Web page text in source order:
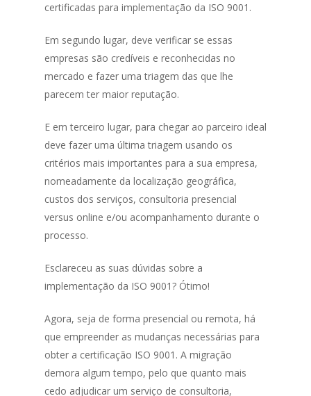
certificadas para implementação da ISO 9001.
Em segundo lugar, deve verificar se essas
empresas são credíveis e reconhecidas no
mercado e fazer uma triagem das que lhe
parecem ter maior reputação.
E em terceiro lugar, para chegar ao parceiro ideal
deve fazer uma última triagem usando os
critérios mais importantes para a sua empresa,
nomeadamente da localização geográfica,
custos dos serviços, consultoria presencial
versus online e/ou acompanhamento durante o
processo.
Esclareceu as suas dúvidas sobre a
implementação da ISO 9001? Ótimo!
Agora, seja de forma presencial ou remota, há
que empreender as mudanças necessárias para
obter a certificação ISO 9001. A migração
demora algum tempo, pelo que quanto mais
cedo adjudicar um serviço de consultoria,